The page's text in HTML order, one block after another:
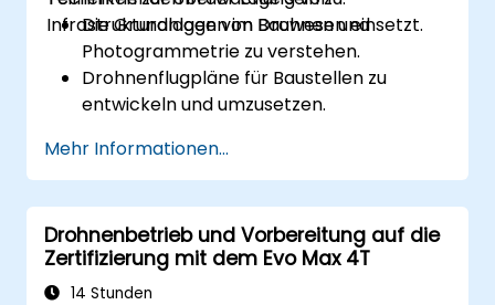
Infrastrukturanlagen im Bauwesen einsetzt.
Die Grundlagen von Drohnen und
Photogrammetrie zu verstehen.
Drohnenflugpläne für Baustellen zu
entwickeln und umzusetzen.
durchzuführen sowie detaillierte Karten
und 3D-Modelle zu erstellen.
Photogrammetriedaten zur
Überwachung von Infrastrukturanlagen
sowie zur Erkennung von Problemen zu
nutzen.
Mehr Informationen...
Drohnenbetrieb und Vorbereitung auf die
Zertifizierung mit dem Evo Max 4T
14 Stunden